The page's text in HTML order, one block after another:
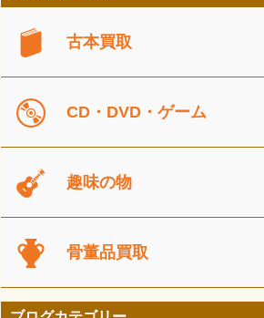
古本買取
CD・DVD・ゲーム
趣味の物
骨董品買取